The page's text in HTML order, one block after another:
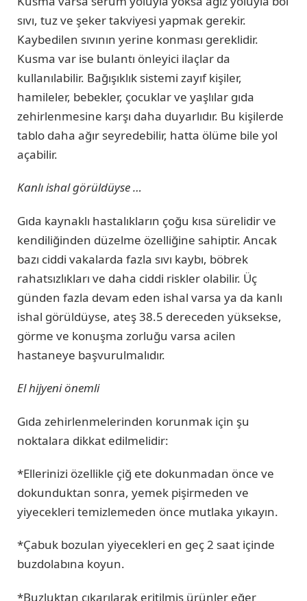
sıvı, tuz ve şeker takviyesi yapmak gerekir.
Kaybedilen sıvının yerine konması gereklidir.
Kusma var ise bulantı önleyici ilaçlar da
kullanılabilir. Bağışıklık sistemi zayıf kişiler,
hamileler, bebekler, çocuklar ve yaşlılar gıda
zehirlenmesine karşı daha duyarlıdır. Bu kişilerde
tablo daha ağır seyredebilir, hatta ölüme bile yol
açabilir.
Kanlı ishal görüldüyse …
Gıda kaynaklı hastalıkların çoğu kısa sürelidir ve
kendiliğinden düzelme özelliğine sahiptir. Ancak
bazı ciddi vakalarda fazla sıvı kaybı, böbrek
rahatsızlıkları ve daha ciddi riskler olabilir. Üç
günden fazla devam eden ishal varsa ya da kanlı
ishal görüldüyse, ateş 38.5 dereceden yüksekse,
görme ve konuşma zorluğu varsa acilen
hastaneye başvurulmalıdır.
El hijyeni önemli
Gıda zehirlenmelerinden korunmak için şu
noktalara dikkat edilmelidir:
*Ellerinizi özellikle çiğ ete dokunmadan önce ve
dokunduktan sonra, yemek pişirmeden ve
yiyecekleri temizlemeden önce mutlaka yıkayın.
*Çabuk bozulan yiyecekleri en geç 2 saat içinde
buzdolabına koyun.
*Buzluktan çıkarılarak eritilmiş ürünler eğer